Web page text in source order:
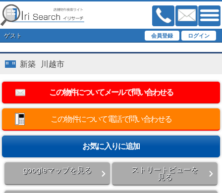
ゲスト
新築 川越市
この物件について電話で問い合わせる
googleマップを見る ストリートビューを
見る